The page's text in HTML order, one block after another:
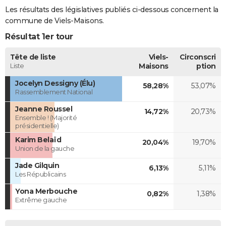
Les résultats des législatives publiés ci-dessous concernent la
commune de Viels-Maisons.
Résultat 1er tour
Tête de liste
Liste
Viels-
Maisons
Circonscri
ption
Jocelyn Dessigny (Élu)
Rassemblement National
58,28% 53,07%
Jeanne Roussel
Ensemble ! (Majorité
présidentielle)
14,72% 20,73%
Karim Belaïd
Union de la gauche
20,04% 19,70%
Jade Gilquin
Les Républicains
6,13% 5,11%
Yona Merbouche
Extrême gauche
0,82% 1,38%